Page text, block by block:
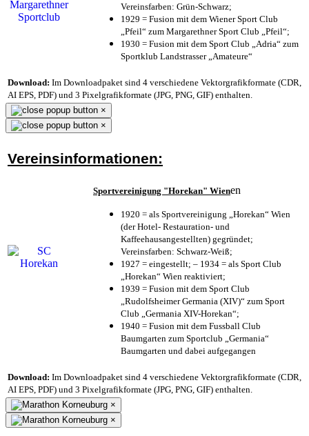
Vereinsfarben: Grün-Schwarz;
1929 = Fusion mit dem Wiener Sport Club
„Pfeil“ zum Margarethner Sport Club „Pfeil“;
1930 = Fusion mit dem Sport Club „Adria“ zum
Sportklub Landstrasser „Amateure“
Download: Im Downloadpaket sind 4 verschiedene Vektorgrafikformate (CDR,
AI EPS, PDF) und 3 Pixelgrafikformate (JPG, PNG, GIF) enthalten.
×
×
Vereinsinformationen:
Sportvereinigung "Horekan" Wienen
1920 = als Sportvereinigung „Horekan“ Wien
(der Hotel- Restauration- und
Kaffeehausangestellten) gegründet;
Vereinsfarben: Schwarz-Weiß;
1927 = eingestellt; – 1934 = als Sport Club
„Horekan“ Wien reaktiviert;
1939 = Fusion mit dem Sport Club
„Rudolfsheimer Germania (XIV)“ zum Sport
Club „Germania XIV-Horekan“;
1940 = Fusion mit dem Fussball Club
Baumgarten zum Sportclub „Germania“
Baumgarten und dabei aufgegangen
Download: Im Downloadpaket sind 4 verschiedene Vektorgrafikformate (CDR,
AI EPS, PDF) und 3 Pixelgrafikformate (JPG, PNG, GIF) enthalten.
×
×